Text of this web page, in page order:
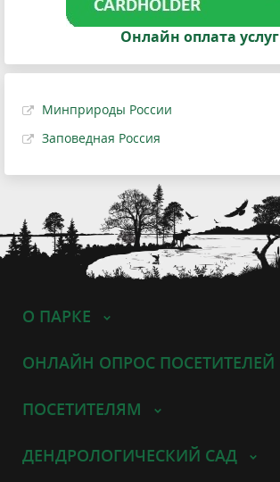
Онлайн оплата услуг
Минприроды России
Заповедная Россия
О ПАРКЕ
ОНЛАЙН ОПРОС ПОСЕТИТЕЛЕЙ
ПОСЕТИТЕЛЯМ
ДЕНДРОЛОГИЧЕСКИЙ САД